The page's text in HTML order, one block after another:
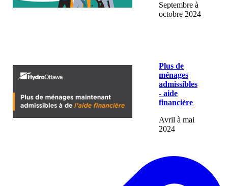
Septembre à
octobre 2024
Plus de
ménages
admissibles
- aide
financière
Avril à mai
2024